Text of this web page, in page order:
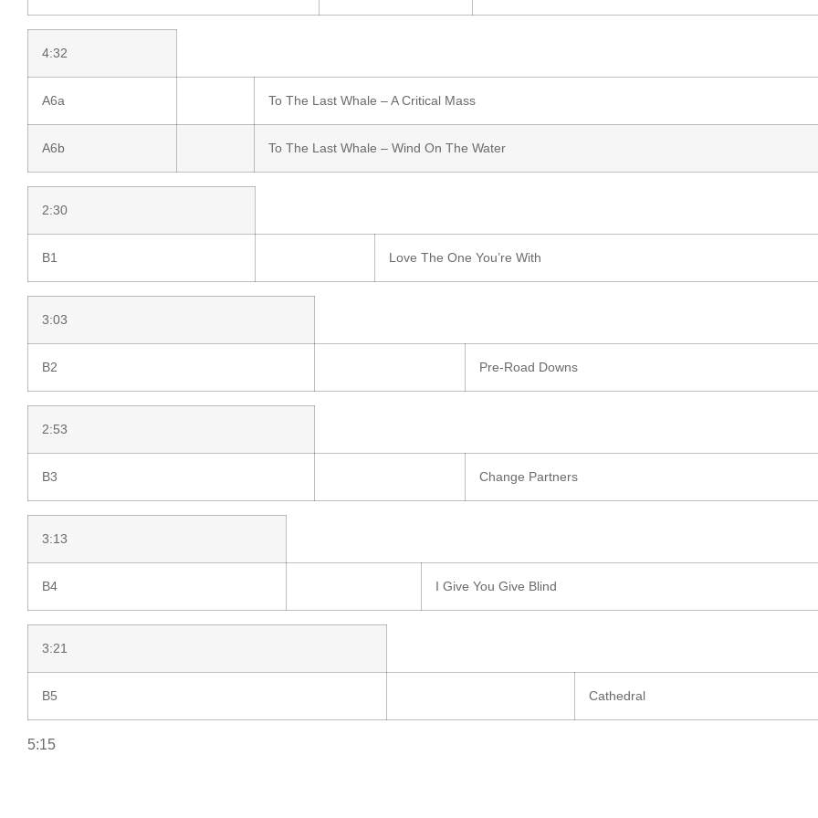
4:32
A6a To The Last Whale – A Critical Mass
A6b To The Last Whale – Wind On The Water
2:30
B1 Love The One You’re With
3:03
B2 Pre-Road Downs
2:53
B3 Change Partners
3:13
B4 I Give You Give Blind
3:21
B5 Cathedral
5:15